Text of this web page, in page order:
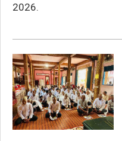
2026.